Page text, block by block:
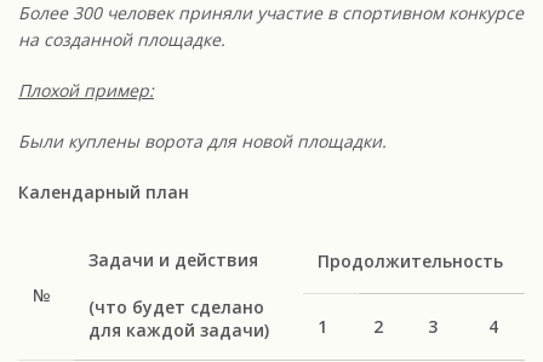
Более 300 человек приняли участие в спортивном конкурсе
на созданной площадке.
Плохой пример:
Были куплены ворота для новой площадки.
Календарный план
№
Задачи и действия
(что будет сделано
для каждой задачи)
Продолжительность
1 2 3 4